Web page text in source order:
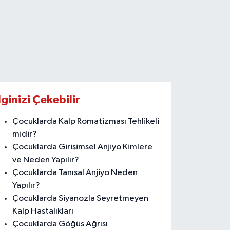
Çekebilir
Çocuklarda Kalp Romatizması Tehlikeli
midir?
Çocuklarda Girişimsel Anjiyo Kimlere
ve Neden Yapılır?
Çocuklarda Tanısal Anjiyo Neden
Yapılır?
Çocuklarda Siyanozla Seyretmeyen
Kalp Hastalıkları
Çocuklarda Göğüs Ağrısı